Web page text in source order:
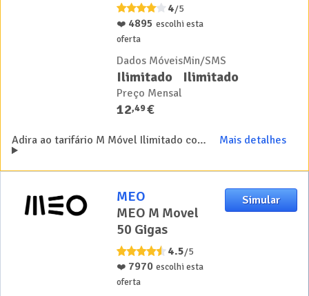
Dados Móveis
Ilimitado
Min/SMS
Ilimitado
Preço Mensal
12,49€
4/5
❤️ 4895 escolhi esta
oferta
Adira ao tarifário M Móvel Ilimitado com desconto de 50% durante 24 meses Mais detalhes
MEO
MEO M Movel
50 Gigas
4.5/5
❤️ 7970 escolhi esta
oferta
Simular